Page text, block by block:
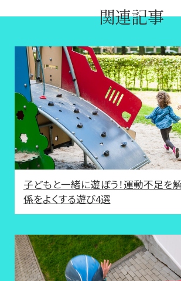
関連記事
子どもと一緒に遊ぼう！運動不足を
係をよくする遊び4選